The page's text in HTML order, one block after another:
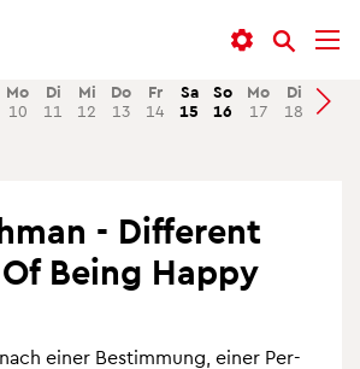
Suchen
Mo
10
Di
11
Mi
12
Do
13
Fr
14
Sa
15
So
16
Mo
17
Di
18
Mi
19
- Dif­fe­rent
Being Happy
einer Be­stim­mung, einer Per­